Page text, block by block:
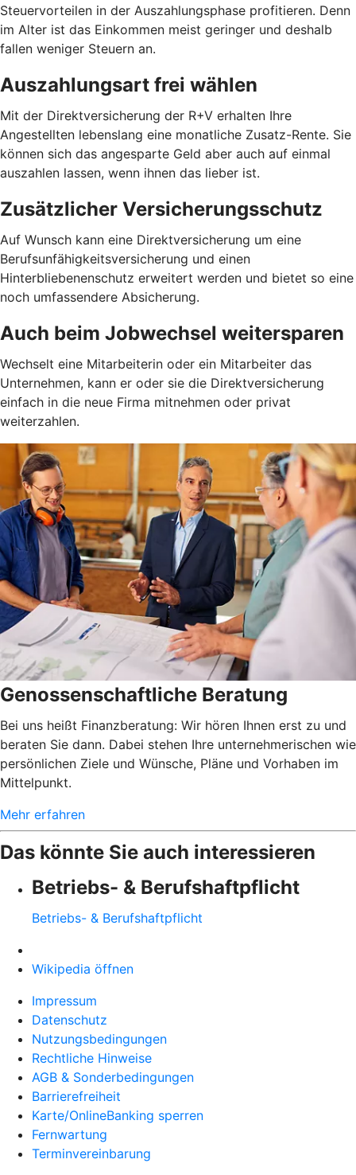
Steuervorteilen in der Auszahlungsphase profitieren. Denn
im Alter ist das Einkommen meist geringer und deshalb
fallen weniger Steuern an.
Auszahlungsart frei wählen
Mit der Direktversicherung der R+V erhalten Ihre
Angestellten lebenslang eine monatliche Zusatz-Rente. Sie
können sich das angesparte Geld aber auch auf einmal
auszahlen lassen, wenn ihnen das lieber ist.
Zusätzlicher Versicherungsschutz
Auf Wunsch kann eine Direktversicherung um eine
Berufsunfähigkeitsversicherung und einen
Hinterbliebenenschutz erweitert werden und bietet so eine
noch umfassendere Absicherung.
Auch beim Jobwechsel weitersparen
Wechselt eine Mitarbeiterin oder ein Mitarbeiter das
Unternehmen, kann er oder sie die Direktversicherung
einfach in die neue Firma mitnehmen oder privat
weiterzahlen.
Genossenschaftliche Beratung
Bei uns heißt Finanzberatung: Wir hören Ihnen erst zu und
beraten Sie dann. Dabei stehen Ihre unternehmerischen wie
persönlichen Ziele und Wünsche, Pläne und Vorhaben im
Mittelpunkt.
Mehr erfahren
Das könnte Sie auch interessieren
Betriebs- & Berufshaftpflicht
Betriebs- & Berufshaftpflicht
Wikipedia öffnen
Impressum
Datenschutz
Nutzungsbedingungen
Rechtliche Hinweise
AGB & Sonderbedingungen
Barrierefreiheit
Karte/OnlineBanking sperren
Fernwartung
Terminvereinbarung